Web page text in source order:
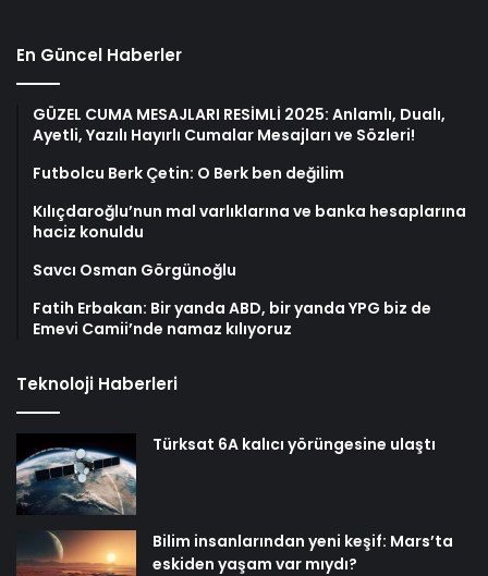
En Güncel Haberler
GÜZEL CUMA MESAJLARI RESİMLİ 2025: Anlamlı, Dualı,
Ayetli, Yazılı Hayırlı Cumalar Mesajları ve Sözleri!
Futbolcu Berk Çetin: O Berk ben değilim
Kılıçdaroğlu’nun mal varlıklarına ve banka hesaplarına
haciz konuldu
Savcı Osman Görgünoğlu
Fatih Erbakan: Bir yanda ABD, bir yanda YPG biz de
Emevi Camii’nde namaz kılıyoruz
Teknoloji Haberleri
Türksat 6A kalıcı yörüngesine ulaştı
Bilim insanlarından yeni keşif: Mars’ta
eskiden yaşam var mıydı?